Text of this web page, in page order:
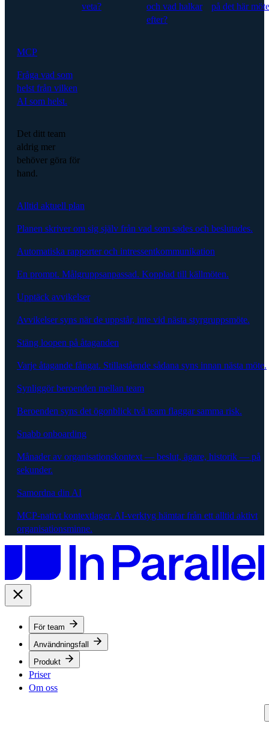
veta?
och vad halkar
efter?
på det här
MCP
Fråga vad som
helst från vilken
AI som helst.
Det ditt team
aldrig mer
behöver göra för
hand.
Alltid aktuell plan
Planen skriver om sig själv från vad som sades och beslutades.
Automatiska rapporter och intressentkommunikation
En prompt. Målgruppsanpassad. Kopplad till källmöten.
Upptäck avvikelser
Avvikelser syns när de uppstår, inte vid nästa styrgruppsmöte.
Stäng loopen på åtaganden
Varje åtagande fångat. Stillastående sådana syns innan nästa möte.
Synliggör beroenden mellan team
Beroenden syns det ögonblick två team flaggar samma risk.
Snabb onboarding
Månader av organisationskontext — beslut, ägare, historik — på
sekunder.
Samordna din AI
MCP-nativt kontextlager. AI-verktyg hämtar från ett alltid aktivt
organisationsminne.
För team
Användningsfall
Produkt
Priser
Om oss